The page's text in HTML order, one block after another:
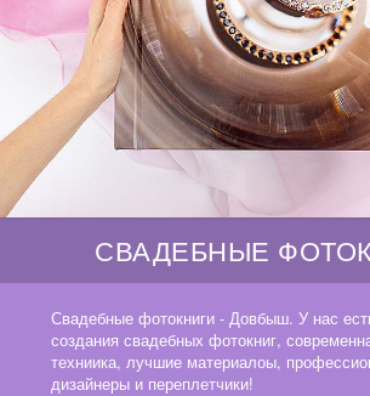
СВАДЕБНЫЕ
Свадебные фотокниги - Довбыш. У нас
создания свадебных фотокниг,
техниика, лучшие материалоы,
дизайнеры и переплетчики!